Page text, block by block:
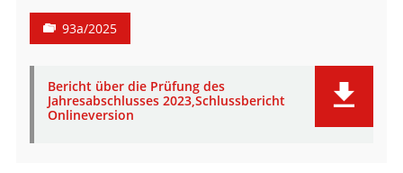
93a/2025
Bericht über die Prüfung des
Jahresabschlusses 2023,Schlussbericht
Onlineversion